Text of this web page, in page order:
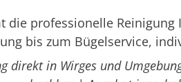
die professionelle
bis zum Bügelservice,
direkt in Wirges und